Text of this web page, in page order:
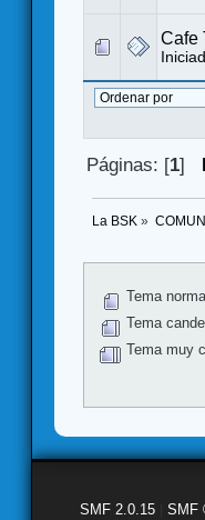
Cafe
Páginas: [1]
La BSK »
Tema
Tema
Tema muy
SMF 2.0.15 SMF